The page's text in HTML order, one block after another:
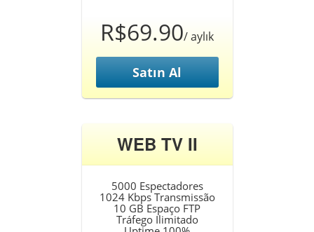
R$69.90/ aylık
Satın Al
WEB TV II
5000 Espectadores
1024 Kbps Transmissão
10 GB Espaço FTP
Tráfego Ilimitado